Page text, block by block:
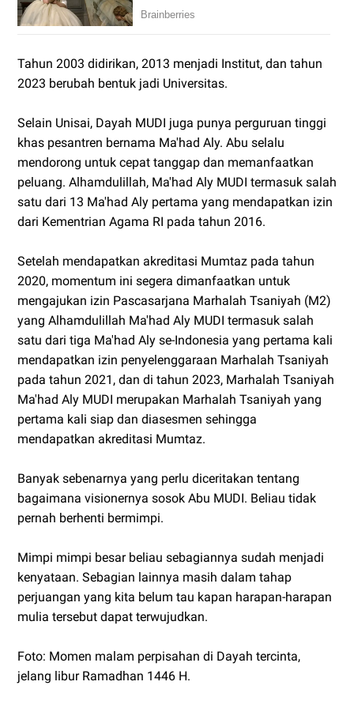
Tahun 2003 didirikan, 2013 menjadi Institut, dan tahun
2023 berubah bentuk jadi Universitas.
Selain Unisai, Dayah MUDI juga punya perguruan tinggi
khas pesantren bernama Ma'had Aly. Abu selalu
mendorong untuk cepat tanggap dan memanfaatkan
peluang. Alhamdulillah, Ma'had Aly MUDI termasuk salah
satu dari 13 Ma'had Aly pertama yang mendapatkan izin
dari Kementrian Agama RI pada tahun 2016.
Setelah mendapatkan akreditasi Mumtaz pada tahun
2020, momentum ini segera dimanfaatkan untuk
mengajukan izin Pascasarjana Marhalah Tsaniyah (M2)
yang Alhamdulillah Ma'had Aly MUDI termasuk salah
satu dari tiga Ma'had Aly se-Indonesia yang pertama kali
mendapatkan izin penyelenggaraan Marhalah Tsaniyah
pada tahun 2021, dan di tahun 2023, Marhalah Tsaniyah
Ma'had Aly MUDI merupakan Marhalah Tsaniyah yang
pertama kali siap dan diasesmen sehingga
mendapatkan akreditasi Mumtaz.
Banyak sebenarnya yang perlu diceritakan tentang
bagaimana visionernya sosok Abu MUDI. Beliau tidak
pernah berhenti bermimpi.
Mimpi mimpi besar beliau sebagiannya sudah menjadi
kenyataan. Sebagian lainnya masih dalam tahap
perjuangan yang kita belum tau kapan harapan-harapan
mulia tersebut dapat terwujudkan.
Foto: Momen malam perpisahan di Dayah tercinta,
jelang libur Ramadhan 1446 H.